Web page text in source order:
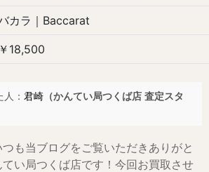
カラ｜Baccarat
￥18,500
： 君崎 （かんてい局つくば店 査定スタ
も当ブログをご覧いただきありがと
い局つくば店です！今回お買取させ